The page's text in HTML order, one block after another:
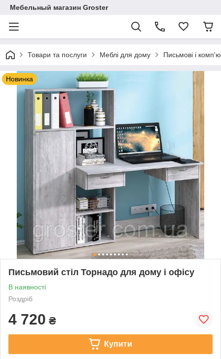
Мебельный магазин Groster
Товари та послуги Меблі для дому Письмові і
Новинка
Письмовий стіл Торнадо для дому і офісу
В наявності
Роздріб
4 720 ₴
Купити